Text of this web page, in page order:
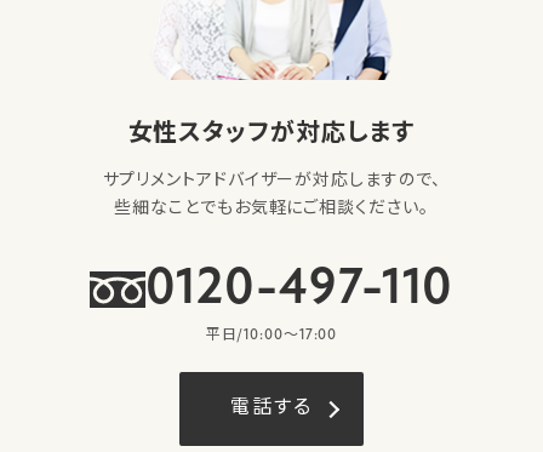
女性スタッフが対応します
サプリメントアドバイザーが対応しますので、
些細なことでもお気軽にご相談ください。
0120-497-110
平日/10:00〜17:00
電話する